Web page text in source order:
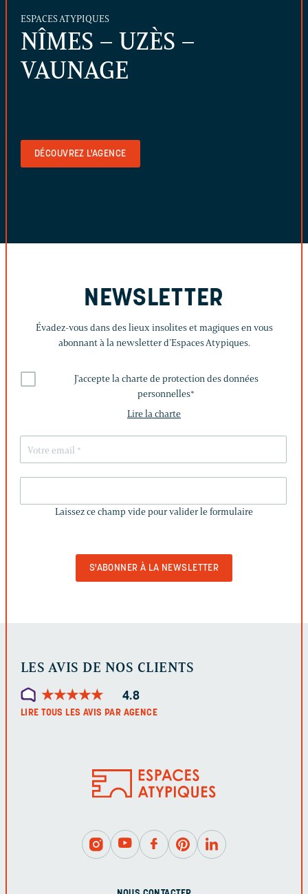
ESPACES ATYPIQUES
NÎMES – UZÈS –
VAUNAGE
DÉCOUVREZ L'AGENCE
NEWSLETTER
Évadez-vous dans des lieux insolites et magiques en vous
abonnant à la newsletter d’Espaces Atypiques.
J'accepte la charte de protection des données
personnelles*
Lire la charte
CHAMP
Laissez ce champ vide pour valider le formulaire
LES AVIS DE NOS CLIENTS
★★★★★
★★★★★ 4.8
LIRE TOUS LES AVIS PAR AGENCE